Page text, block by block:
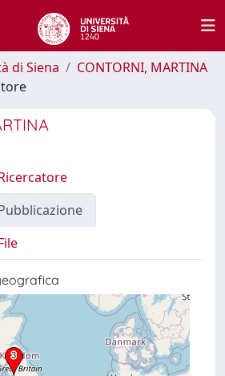
di Siena
CONTORNI, MARTINA